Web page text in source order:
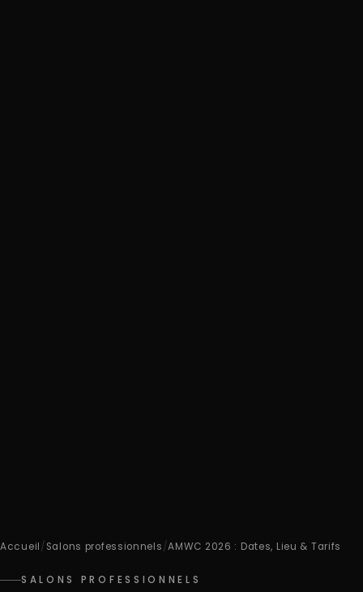
Accueil/ Salons professionnels/AMWC 2026 : Dates, Lieu & Tarifs
SALONS PROFESSIONNELS